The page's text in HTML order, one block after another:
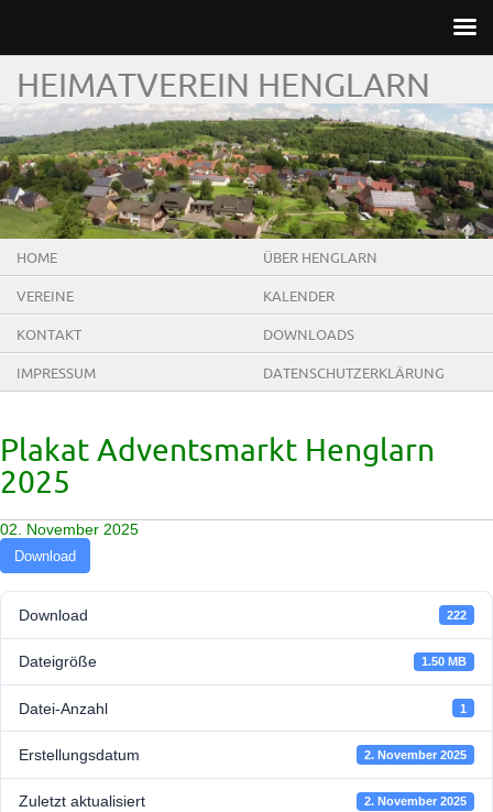
HEIMATVEREIN HENGLARN
HOME ÜBER HENGLARN
VEREINE KALENDER
KONTAKT DOWNLOADS
IMPRESSUM DATENSCHUTZERKLÄRUNG
Plakat Adventsmarkt Henglarn
2025
02. November 2025
Download
Download 222
Dateigröße 1.50 MB
Datei-Anzahl 1
Erstellungsdatum 2. November 2025
Zuletzt aktualisiert 2. November 2025